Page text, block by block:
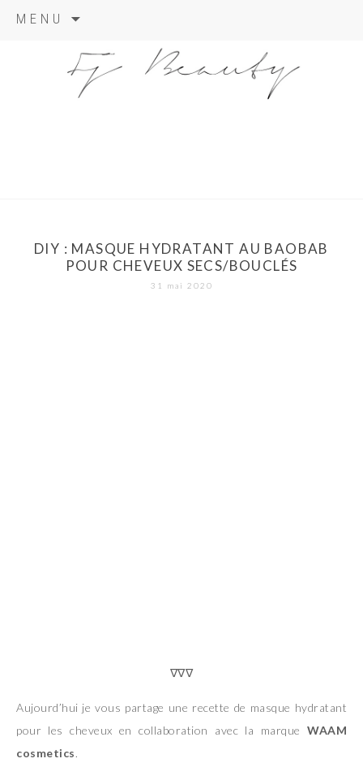
MENU
content
DIY : MASQUE HYDRATANT AU BAOBAB
POUR CHEVEUX SECS/BOUCLÉS
31 mai 2020
∇∇∇
Aujourd’hui je vous partage une recette de masque hydratant
pour les cheveux en collaboration avec la marque WAAM
cosmetics.